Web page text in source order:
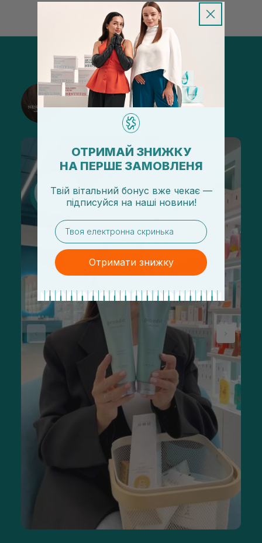
@sisters_stelmakh в Instagram
ОТРИМАЙ ЗНИЖКУ
НА ПЕРШЕ ЗАМОВЛЕНЯ
Твій вітальний бонус вже чекає —
підписуйся на наші новини!
email
Отримати знижку